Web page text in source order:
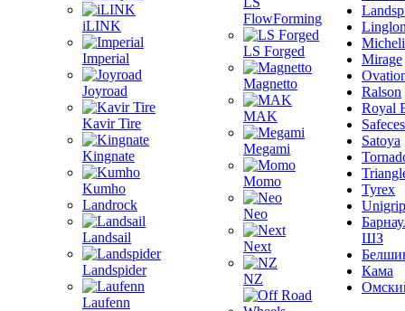
iLINK
Imperial
Joyroad
Kavir Tire
Kingnate
Kumho
Landrock
Landsail
Landspider
Laufenn
FlowForming
LS Forged
Magnetto
MAK
Megami
Momo
Neo
Next
NZ
Mirage
Ralson
Royal
Satoya
Tyrex
Unigrip
ШЗ
Кама